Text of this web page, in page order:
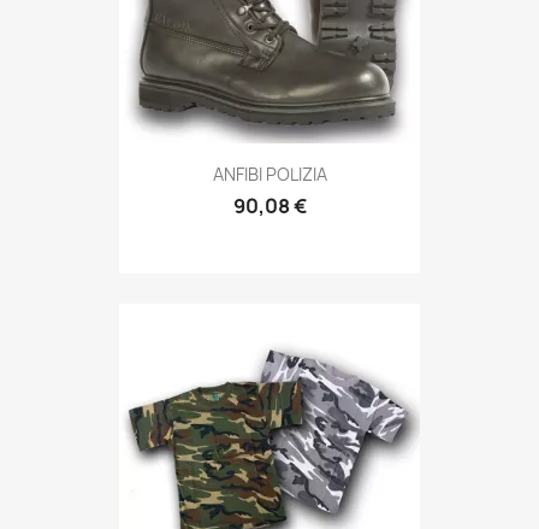
Anteprima
ANFIBI POLIZIA
90,08 €